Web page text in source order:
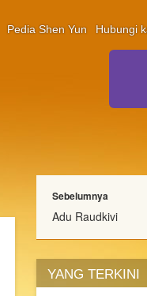
Pedia Shen Yun Hubungi
Sebelumnya
Adu Raudkivi
YANG TERKINI